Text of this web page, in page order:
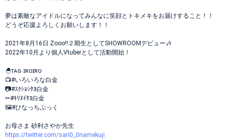
夢は素敵なアイドルになってみんなに笑顔とトキメキをお届けすること！！
どうぞ応援よろしくお願いします！！
2021年8月16日 Zooo!!２期生としてSHOWROOMデビュー🎶
2022年10月より個人Vtuberとして活動開始！
🐣ᴛᴀɢ ɪʀᴏɪʀᴏ
📺#いろいろな白金
📷#ｽｸｼｮｼﾀﾖ白金
✂#ｷﾘﾇｲﾀﾖ白金
🖼#ひなっちぶっく
お母さま 砂利さやか先生
https://twitter.com/sari0_0namekuji